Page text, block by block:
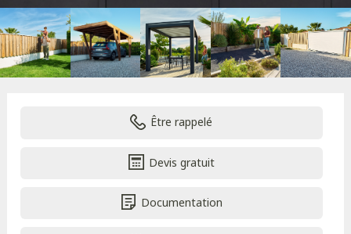
Être rappelé
Devis gratuit
Documentation